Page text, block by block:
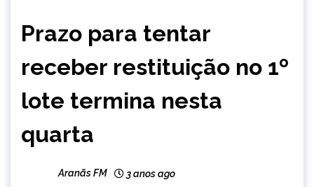
NOTÍCIAS
Prazo para tentar
receber restituição no 1º
lote termina nesta
quarta
Aranãs FM 3 anos ago